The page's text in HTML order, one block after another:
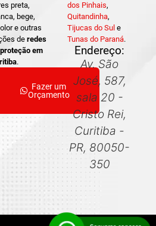
preta,
bege,
e outras
deredes
em
.
Fazer um
Orçamento
dos Pinhais,
Quitandinha,
Tijucas do Sul e
Tunas do Paraná.
Endereço:
Av. São
José, 587,
sala 20 -
Cristo Rei,
Curitiba -
PR, 80050-
350